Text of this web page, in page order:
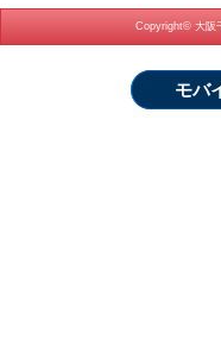
Copyright© 大阪
モバ